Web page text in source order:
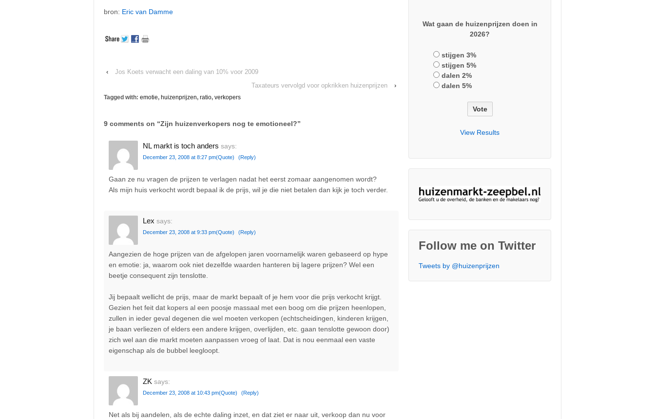
bron: Eric van Damme
‹
Jos Koets verwacht een daling van 10% voor 2009
Taxateurs vervolgd voor opkrikken huizenprijzen
›
Tagged with: emotie, huizenprijzen, ratio, verkopers
9 comments on “Zijn huizenverkopers nog te emotioneel?”
NL markt is toch anders says:
December 23, 2008 at 8:27 pm(Quote) (Reply)
Gaan ze nu vragen de prijzen te verlagen nadat het eerst zomaar aangenomen wordt?
Als mijn huis verkocht wordt bepaal ik de prijs, wil je die niet betalen dan kijk je toch verder.
Lex says:
December 23, 2008 at 9:33 pm(Quote) (Reply)
Aangezien de hoge prijzen van de afgelopen jaren voornamelijk waren gebaseerd op hype
en emotie: ja, waarom ook niet dezelfde waarden hanteren bij lagere prijzen? Wel een
beetje consequent zijn tenslotte.
Jij bepaalt wellicht de prijs, maar de markt bepaalt of je hem voor die prijs verkocht krijgt.
Gezien het feit dat kopers al een poosje massaal met een boog om die prijzen heenlopen,
zullen in ieder geval degenen die wel moeten verkopen (echtscheidingen, kinderen krijgen,
je baan verliezen of elders een andere krijgen, overlijden, etc. gaan tenslotte gewoon door)
zich wel aan die markt moeten aanpassen vroeg of laat. Dat is nou eenmaal een vaste
eigenschap als de bubbel leegloopt.
ZK says:
December 23, 2008 at 10:43 pm(Quote) (Reply)
Net als bij aandelen, als de echte daling inzet, en dat ziet er naar uit, verkoop dan nu voor
Wat gaan de huizenprijzen doen in
2026?
stijgen 3%
stijgen 5%
dalen 2%
dalen 5%
View Results
Follow me on Twitter
Tweets by @huizenprijzen